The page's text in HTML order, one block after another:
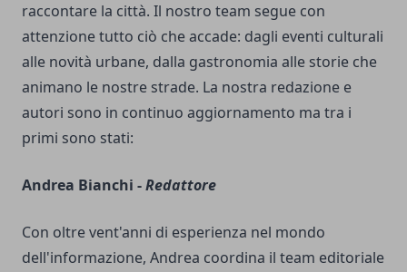
raccontare la città. Il nostro team segue con
attenzione tutto ciò che accade: dagli eventi culturali
alle novità urbane, dalla gastronomia alle storie che
animano le nostre strade. La nostra redazione e
autori sono in continuo aggiornamento ma tra i
primi sono stati:
Andrea Bianchi -Redattore
Con oltre vent'anni di esperienza nel mondo
dell'informazione, Andrea coordina il team editoriale